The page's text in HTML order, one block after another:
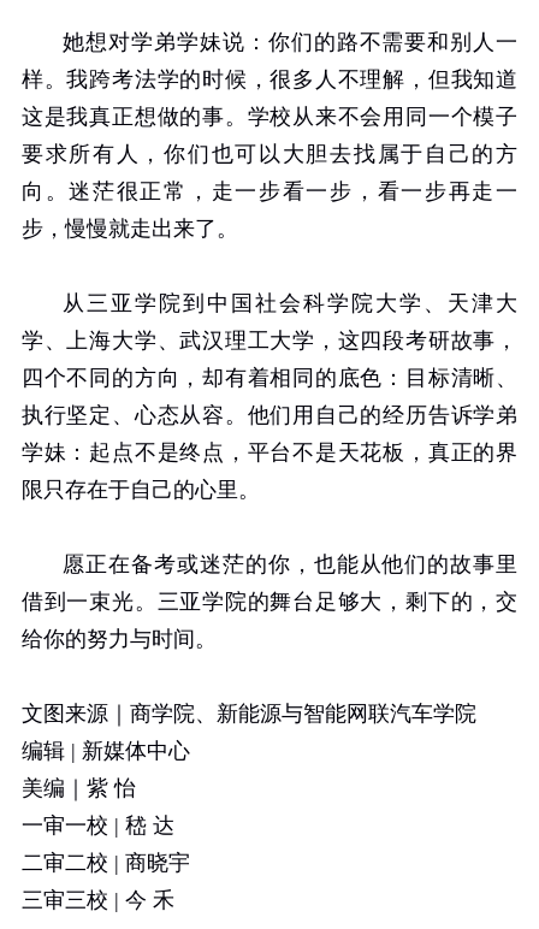
她想对学弟学妹说：你们的路不需要和别人一
样。我跨考法学的时候，很多人不理解，但我知道
这是我真正想做的事。学校从来不会用同一个模子
要求所有人，你们也可以大胆去找属于自己的方
向。迷茫很正常，走一步看一步，看一步再走一
步，慢慢就走出来了。
从三亚学院到中国社会科学院大学、天津大
学、上海大学、武汉理工大学，这四段考研故事，
四个不同的方向，却有着相同的底色：目标清晰、
执行坚定、心态从容。他们用自己的经历告诉学弟
学妹：起点不是终点，平台不是天花板，真正的界
限只存在于自己的心里。
愿正在备考或迷茫的你，也能从他们的故事里
借到一束光。三亚学院的舞台足够大，剩下的，交
给你的努力与时间。
文图来源｜商学院、新能源与智能网联汽车学院
编辑 | 新媒体中心
美编｜紫 怡
一审一校 | 嵇 达
二审二校 | 商晓宇
三审三校 | 今 禾